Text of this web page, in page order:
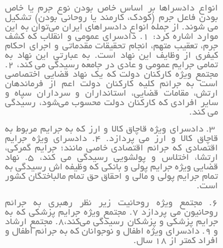
انواع دادسراها بر اساس خاص بودن نوع جرم یا خاص
بودن فاعل جرم (کودک، کارمند یا روحانی بودن) تشکیل
می شوند. از جمله انواع دادسراهای ایران می‌توان به این
موارد اشاره کرد: 1. دادسرای عمومی و انقلاب که کشف
جرم، تعقیب متهم، انجام تحقیقات مقدماتی و اجرای احکام
کیفری از وظایف این نهاد است. به عبارتی این نهاد به
تمامی جرایم عمومی و عادی در جامعه رسیدگی می کند، 2.
مجتمع ویژه کارکنان دولت که یک نهاد قضایی اختصاصی
است به جرائم کلیه کارکنان دولت اعم از فرماندهان
ارتش، مقامات قضایی، استانداران و سرداران سپاه و
سایر افرادی که کارکنان دولت محسوب می‌شود، رسیدگی
می کند.
3. دادسرای ویژه قاچاق کالا و ارز که به جرایم مربوط به
قاچاق کالا و ارز می پردازد. 4. دادسرای ویژه جرایم
اقتصادی که جرائم اقتصادی خاصی مانند؛ جرایم گمرکی،
ارتشا، اختلاس و پولشویی رسیدگی می کند، 5. نهاد
قضایی ویژه جرایم پولی و بانکی که وظیفه اش رسیدگی به
تمام جرایم پولی و مالی و احقاق حق تمام مالباختگان کشور
است.
6. مجتمع ویژه روحانیت زیر نظر رهبری به جرائم
روحانیون می پردازد 7. مجتمع ویژه جرایم پزشکی که به
جرایم پزشکی و پزشکان رسیدگی می‌کند،8. مجتمع ارشاد
و 9. دادسرای ویژه اطفال و نوجوانان که به جرائم اطفال و
افراد کمتر از ۱۸ سال.